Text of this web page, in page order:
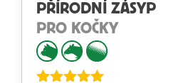
PŘÍRODNÍ ZÁSYP
PRO KOČKY